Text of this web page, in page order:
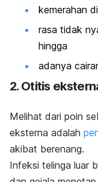
kemerahan
rasa tidak
hingga
adanya
2. Otitis
Melihat dari poin
eksterna adalah
akibat berenang.
Infeksi telinga luar